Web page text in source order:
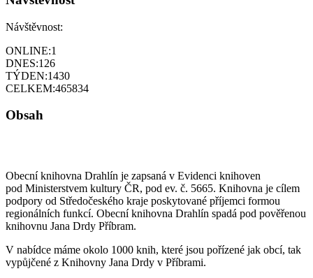
Návštěvnost:
ONLINE:1
DNES:126
TÝDEN:1430
CELKEM:465834
Obsah
Obecní knihovna Drahlín je zapsaná v Evidenci knihoven
pod Ministerstvem kultury ČR, pod ev. č. 5665. Knihovna je cílem
podpory od Středočeského kraje poskytované příjemci formou
regionálních funkcí. Obecní knihovna Drahlín spadá pod pověřenou
knihovnu Jana Drdy Příbram.
V nabídce máme okolo 1000 knih, které jsou pořízené jak obcí, tak
vypůjčené z Knihovny Jana Drdy v Příbrami.